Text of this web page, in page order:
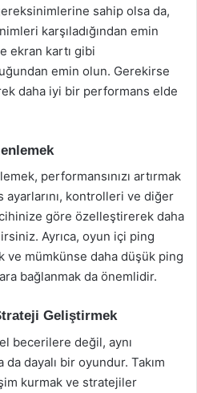
sahip olsa da,
karşıladığından emin
ekran kartı gibi
emin olun. Gerekirse
daha iyi bir performans elde
performansınızı artırmak
ayarlarını, kontrolleri ve diğer
göre özelleştirerek daha
Ayrıca, oyun içi ping
mümkünse daha düşük ping
bağlanmak da önemlidir.
Geliştirmek
becerilere değil, aynı
da dayalı bir oyundur. Takım
kurmak ve stratejiler